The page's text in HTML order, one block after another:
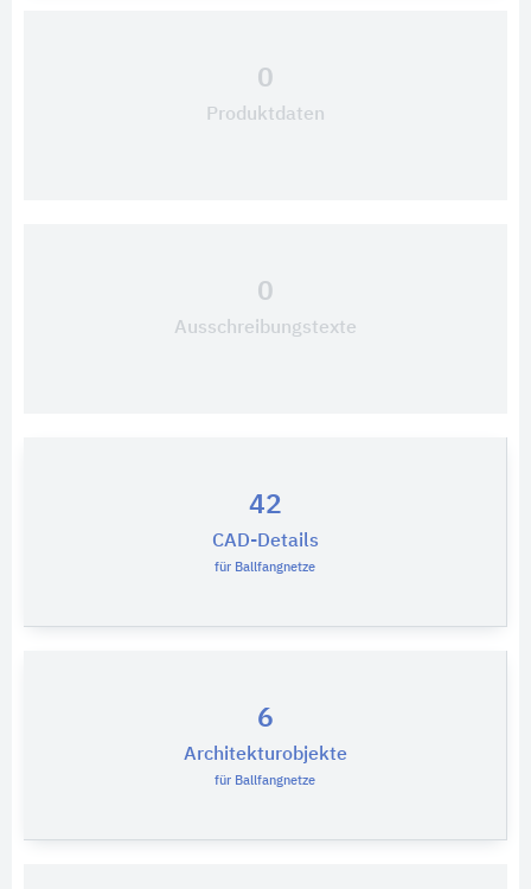
0
Produktdaten
0
Ausschreibungstexte
42
CAD-Details
für Ballfangnetze
6
Architekturobjekte
für Ballfangnetze